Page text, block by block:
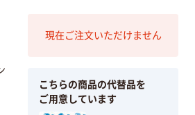
現在ご注文いただけません
こちらの商品の代替品を
ご用意しています